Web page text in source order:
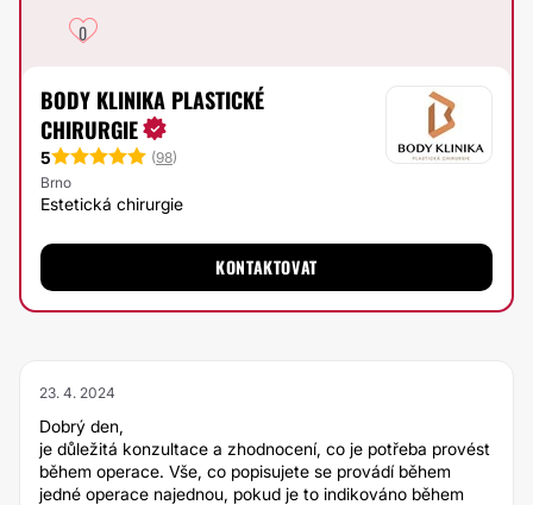
0
BODY KLINIKA PLASTICKÉ
CHIRURGIE
5 (98)
Brno
Estetická chirurgie
KONTAKTOVAT
23. 4. 2024
Dobrý den,
je důležitá konzultace a zhodnocení, co je potřeba provést
během operace. Vše, co popisujete se provádí během
jedné operace najednou, pokud je to indikováno během